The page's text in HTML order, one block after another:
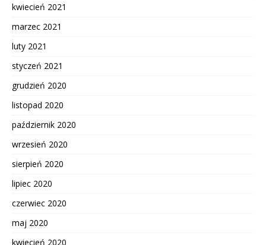
kwiecień 2021
marzec 2021
luty 2021
styczeń 2021
grudzień 2020
listopad 2020
październik 2020
wrzesień 2020
sierpień 2020
lipiec 2020
czerwiec 2020
maj 2020
kwiecień 2020